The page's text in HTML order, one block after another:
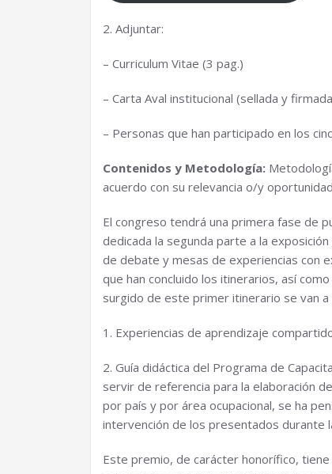
2. Adjuntar:
– Curriculum Vitae (3 pag.)
– Carta Aval institucional (sellada y
– Personas que han participado en los
Contenidos y Metodología:
acuerdo con su relevancia o/y
El congreso tendrá una primera fase de
dedicada la segunda parte a la
de debate y mesas de experiencias con
que han concluido los itinerarios, así
surgido de este primer itinerario se van
1. Experiencias de aprendizaje
2. Guía didáctica del Programa de
servir de referencia para la elaboración
por país y por área ocupacional, se ha
intervención de los presentados durante
Este premio, de carácter honorífico,